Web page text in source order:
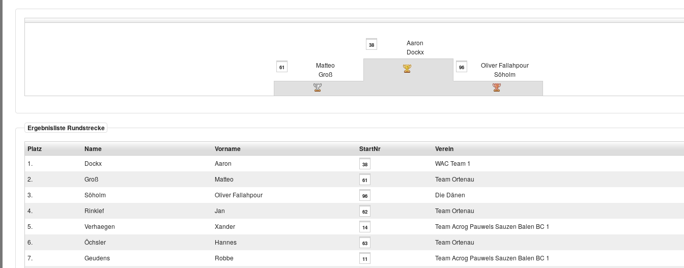
38
Aaron
Dockx
61
Matteo
Groß
96
Oliver Fallahpour
Söholm
Ergebnisliste Rundstrecke
Platz Name Vorname StartNr Verein
1. Dockx Aaron 38
WAC Team 1
2.
Groß Matteo 61
Team Ortenau
3.
Söholm Oliver Fallahpour 96
Die Dänen
4.
Rinklef Jan 62
Team Ortenau
5.
Verhaegen Xander 14
Team Acrog Pauwels Sauzen Balen BC 1
6.
Öchsler Hannes 63
Team Ortenau
7.
Geudens Robbe 11
Team Acrog Pauwels Sauzen Balen BC 1